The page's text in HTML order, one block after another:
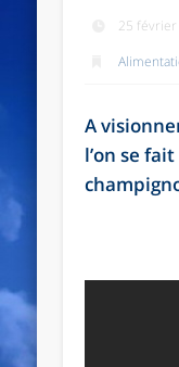
25
A
l’on se